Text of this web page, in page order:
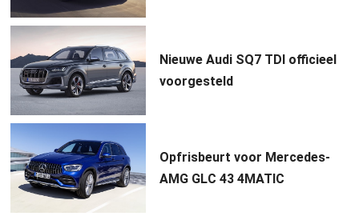
Nieuwe Audi SQ7 TDI officieel
voorgesteld
Opfrisbeurt voor Mercedes-
AMG GLC 43 4MATIC